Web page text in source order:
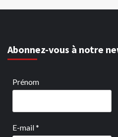
Abonnez-vous à notre
Prénom
E-mail*